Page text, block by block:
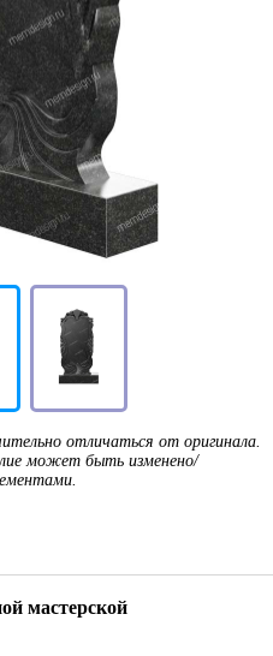
отличаться от оригинала.
может быть изменено/
мастерской